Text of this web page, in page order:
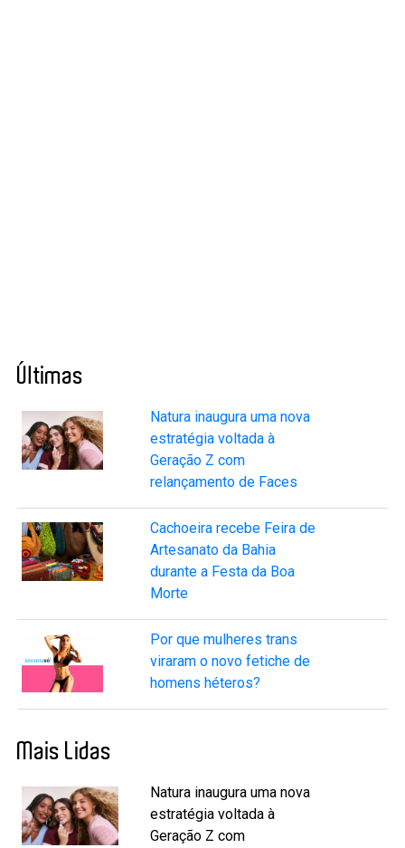
Últimas
Natura inaugura uma nova
estratégia voltada à
Geração Z com
relançamento de Faces
Cachoeira recebe Feira de
Artesanato da Bahia
durante a Festa da Boa
Morte
Por que mulheres trans
viraram o novo fetiche de
homens héteros?
Mais Lidas
Natura inaugura uma nova
estratégia voltada à
Geração Z com